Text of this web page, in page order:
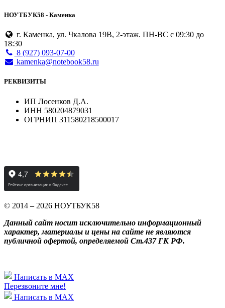
НОУТБУК58 - Каменка
г. Каменка, ул. Чкалова 19В, 2-этаж. ПН-ВС с 09:30 до
18:30
8 (927) 093-07-00
kamenka@notebook58.ru
РЕКВИЗИТЫ
ИП Лосенков Д.А.
ИНН 580204879031
ОГРНИП 311580218500017
© 2014 – 2026 НОУТБУК58
Данный сайт носит исключительно информационный
характер, материалы и цены на сайте не являются
публичной офертой, определяемой Ст.437 ГК РФ.
Написать в MAX
Перезвоните мне!
Написать в MAX